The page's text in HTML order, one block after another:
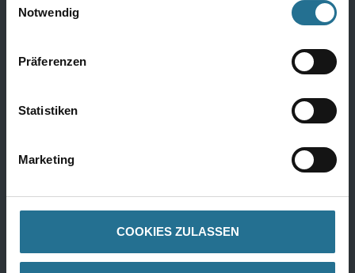
Notwendig
Präferenzen
Statistiken
Marketing
COOKIES ZULASSEN
Bodenbeläge
Parkett